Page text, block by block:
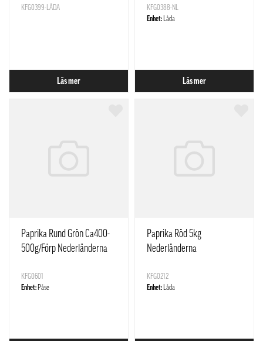
KFG0399-LÅDA
Läs mer
KFG0388-NL
Enhet: Låda
Läs mer
Paprika Rund Grön Ca400-
500g/Förp Nederländerna
KFG0601
Enhet: Påse
Paprika Röd 5kg
Nederländerna
KFG0212
Enhet: Låda